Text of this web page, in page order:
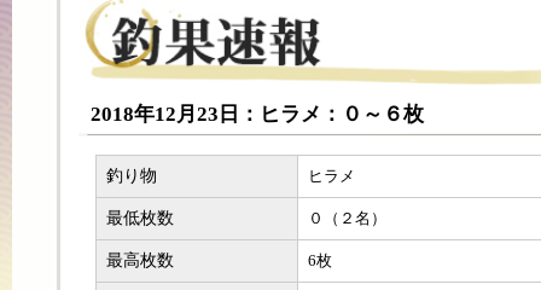
2018年12月23日：ヒラメ：０～６枚
釣り物 ヒラメ
最低枚数 ０（２名）
最高枚数 6枚